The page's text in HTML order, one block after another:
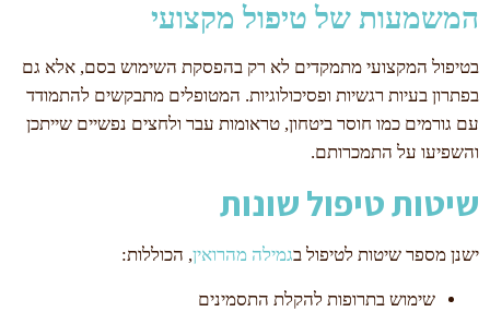
המשמעות של טיפול מקצועי
בטיפול המקצועי מתמקדים לא רק בהפסקת השימוש בסם, אלא גם
בפתרון בעיות רגשיות ופסיכולוגיות. המטופלים מתבקשים להתמודד
עם גורמים כמו חוסר ביטחון, טראומות עבר ולחצים נפשיים שייתכן
והשפיעו על התמכרותם.
שיטות טיפול שונות
ישנן מספר שיטות לטיפול בגמילה מהרואין, הכוללות:
שימוש בתרופות להקלת התסמינים